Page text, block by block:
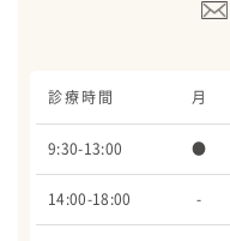
診療時間 月
9:30-13:00 ●
14:00-18:00 -